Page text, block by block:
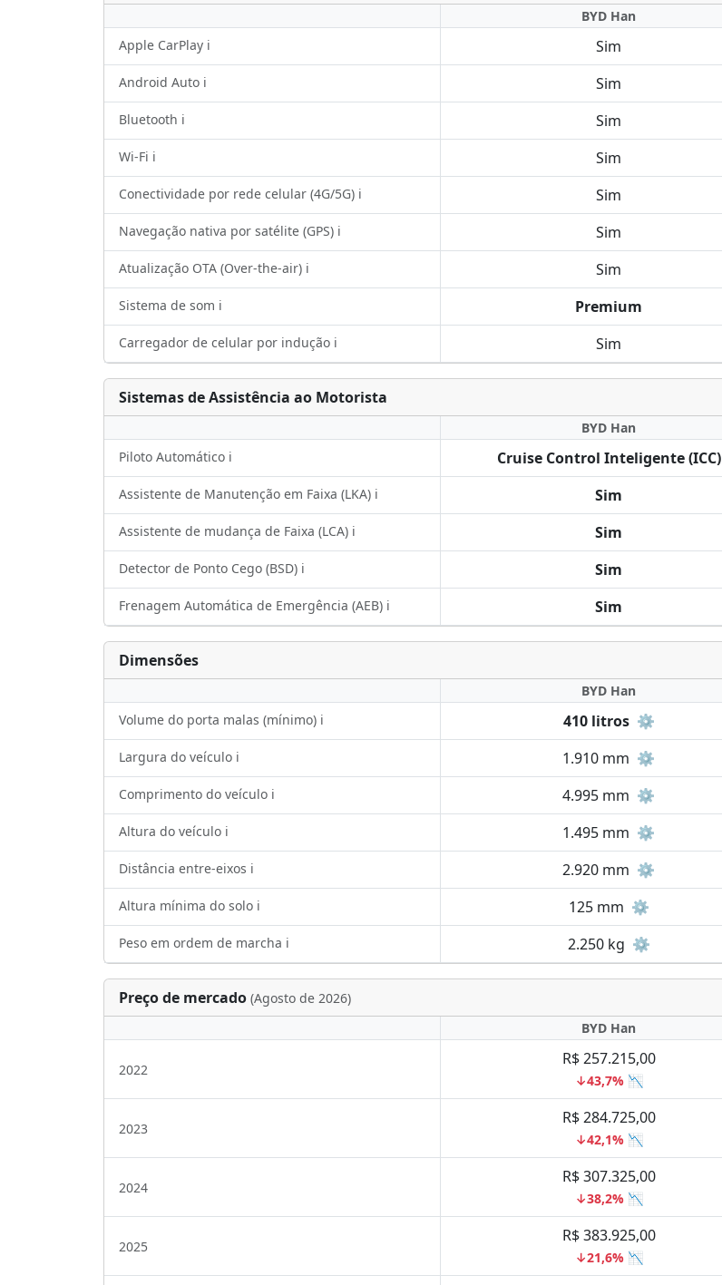
BYD Han
Apple CarPlay ℹ️
Sim
Android Auto ℹ️ Sim
Bluetooth ℹ️ Sim
Wi-Fi ℹ️ Sim
Conectividade por rede celular (4G/5G) ℹ️ Sim
Navegação nativa por satélite (GPS) ℹ️ Sim
Atualização OTA (Over-the-air) ℹ️ Sim
Sistema de som ℹ️ Premium
Carregador de celular por indução ℹ️ Sim
Sistemas de Assistência ao Motorista
BYD Han
Piloto Automático ℹ️
Cruise Control Inteligente (ICC)
Assistente de Manutenção em Faixa (LKA) ℹ️ Sim
Assistente de mudança de Faixa (LCA) ℹ️ Sim
Detector de Ponto Cego (BSD) ℹ️ Sim
Frenagem Automática de Emergência (AEB) ℹ️ Sim
Dimensões
BYD Han
Volume do porta malas (mínimo) ℹ️
410 litros ⚙️
Largura do veículo ℹ️ 1.910 mm ⚙️
Comprimento do veículo ℹ️ 4.995 mm ⚙️
Altura do veículo ℹ️ 1.495 mm ⚙️
Distância entre-eixos ℹ️ 2.920 mm ⚙️
Altura mínima do solo ℹ️ 125 mm ⚙️
Peso em ordem de marcha ℹ️ 2.250 kg ⚙️
Preço de mercado (Agosto de 2026)
BYD Han
2022
R$ 257.215,00
↓43,7% 📉
2023
R$ 284.725,00
↓42,1% 📉
2024
R$ 307.325,00
↓38,2% 📉
2025
R$ 383.925,00
↓21,6% 📉